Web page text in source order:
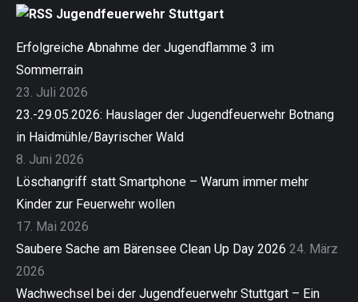
Jugendfeuerwehr Stuttgart
Erfolgreiche Abnahme der Jugendflamme 3 im
Sommerrain
23. Juli 2026
23.-29.05.2026: Hauslager der Jugendfeuerwehr Botnang
in Haidmühle/Bayrischer Wald
8. Juni 2026
Löschangriff statt Smartphone – Warum immer mehr
Kinder zur Feuerwehr wollen
17. Mai 2026
Saubere Sache am Bärensee Clean Up Day 2026 24. März
2026
Wachwechsel bei der Jugendfeuerwehr Stuttgart – Ein